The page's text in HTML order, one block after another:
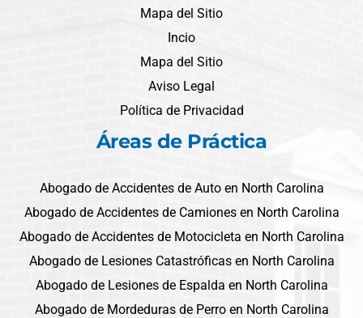
Mapa del Sitio
Incio
Mapa del Sitio
Aviso Legal
Política de Privacidad
Áreas de Práctica
Abogado de Accidentes de Auto en North Carolina
Abogado de Accidentes de Camiones en North Carolina
Abogado de Accidentes de Motocicleta en North Carolina
Abogado de Lesiones Catastróficas en North Carolina
Abogado de Lesiones de Espalda en North Carolina
Abogado de Mordeduras de Perro en North Carolina